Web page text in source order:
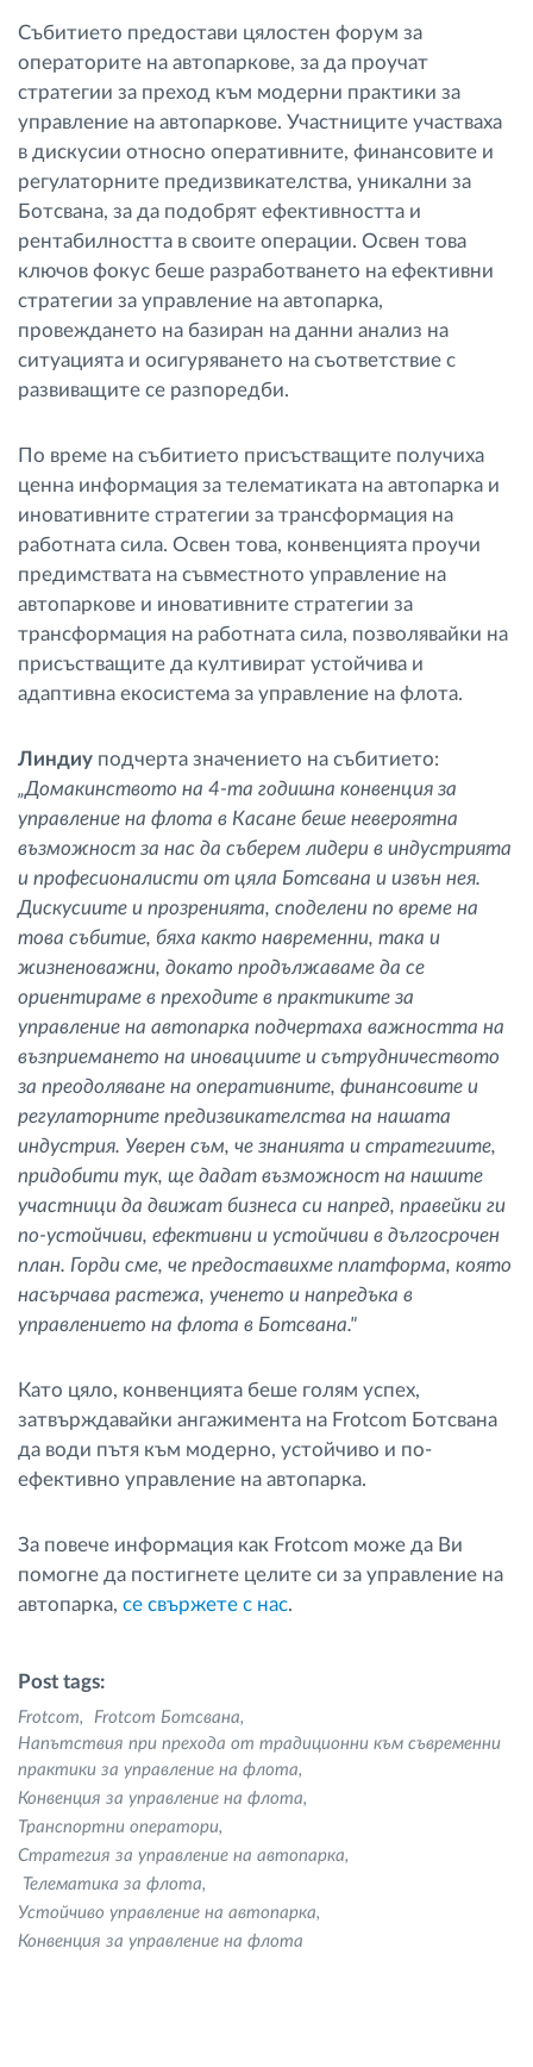
Събитието предостави цялостен форум за
операторите на автопаркове, за да проучат
стратегии за преход към модерни практики за
управление на автопаркове. Участниците участваха
в дискусии относно оперативните, финансовите и
регулаторните предизвикателства, уникални за
Ботсвана, за да подобрят ефективността и
рентабилността в своите операции. Освен това
ключов фокус беше разработването на ефективни
стратегии за управление на автопарка,
провеждането на базиран на данни анализ на
ситуацията и осигуряването на съответствие с
развиващите се разпоредби.
По време на събитието присъстващите получиха
ценна информация за телематиката на автопарка и
иновативните стратегии за трансформация на
работната сила. Освен това, конвенцията проучи
предимствата на съвместното управление на
автопаркове и иновативните стратегии за
трансформация на работната сила, позволявайки на
присъстващите да култивират устойчива и
адаптивна екосистема за управление на флота.
Линдиу подчерта значението на събитието:
„Домакинството на 4-та годишна конвенция за
управление на флота в Касане беше невероятна
възможност за нас да съберем лидери в индустрията
и професионалисти от цяла Ботсвана и извън нея.
Дискусиите и прозренията, споделени по време на
това събитие, бяха както навременни, така и
жизненоважни, докато продължаваме да се
ориентираме в преходите в практиките за
управление на автопарка подчертаха важността на
възприемането на иновациите и сътрудничеството
за преодоляване на оперативните, финансовите и
регулаторните предизвикателства на нашата
индустрия. Уверен съм, че знанията и стратегиите,
придобити тук, ще дадат възможност на нашите
участници да движат бизнеса си напред, правейки ги
по-устойчиви, ефективни и устойчиви в дългосрочен
план. Горди сме, че предоставихме платформа, която
насърчава растежа, ученето и напредъка в
управлението на флота в Ботсвана."
Като цяло, конвенцията беше голям успех,
затвърждавайки ангажимента на Frotcom Ботсвана
да води пътя към модерно, устойчиво и по-
ефективно управление на автопарка.
За повече информация как Frotcom може да Ви
помогне да постигнете целите си за управление на
автопарка, cе свържете с нас.
Post tags:
Frotcom
Frotcom Ботсвана
Напътствия при прехода от традиционни към съвременни
практики за управление на флота
Конвенция за управление на флота
Транспортни оператори
Стратегия за управление на автопарка
Телематика за флота
Устойчиво управление на автопарка
Конвенция за управление на флота